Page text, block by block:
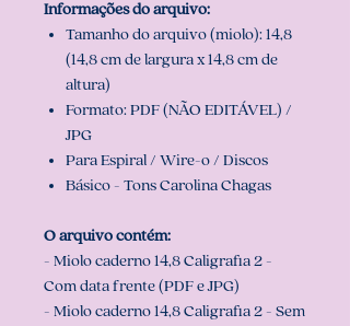
Informações do arquivo:
Tamanho do arquivo (miolo): 14,8
(14,8 cm de largura x 14,8 cm de
altura)
Formato: PDF (NÃO EDITÁVEL) /
JPG
Para Espiral / Wire-o / Discos
Básico - Tons Carolina Chagas
O arquivo contém:
- Miolo caderno 14,8 Caligrafia 2 -
Com data frente (PDF e JPG)
- Miolo caderno 14,8 Caligrafia 2 - Sem